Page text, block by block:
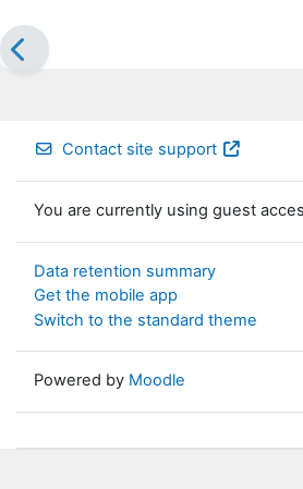
Contact site support
You are currently using guest
Data retention summary
Get the mobile app
Switch to the standard theme
Powered by Moodle